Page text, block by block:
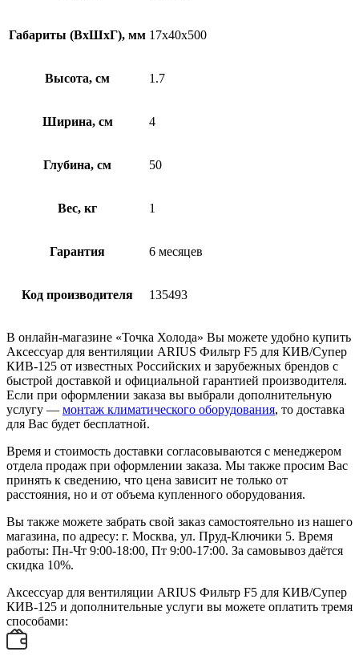
Габариты (ВхШхГ), мм 17x40x500
Высота, см 1.7
Ширина, см 4
Глубина, см 50
Вес, кг 1
Гарантия 6 месяцев
Код производителя 135493
В онлайн-магазине «Точка Холода» Вы можете удобно купить
Аксессуар для вентиляции ARIUS Фильтр F5 для КИВ/Супер
КИВ-125 от известных Российских и зарубежных брендов с
быстрой доставкой и официальной гарантией производителя.
Если при оформлении заказа вы выбрали дополнительную
услугу — монтаж климатического оборудования, то доставка
для Вас будет бесплатной.
Время и стоимость доставки согласовываются с менеджером
отдела продаж при оформлении заказа. Мы также просим Вас
принять к сведению, что цена зависит не только от
расстояния, но и от объема купленного оборудования.
Вы также можете забрать свой заказ самостоятельно из нашего
магазина, по адресу: г. Москва, ул. Пруд-Ключики 5. Время
работы: Пн-Чт 9:00-18:00, Пт 9:00-17:00. За самовывоз даётся
скидка 10%.
Аксессуар для вентиляции ARIUS Фильтр F5 для КИВ/Супер
КИВ-125 и дополнительные услуги вы можете оплатить тремя
способами: